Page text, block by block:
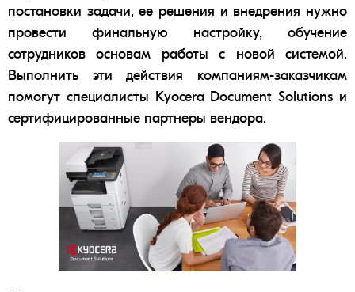
постановки задачи, ее решения и внедрения нужно
провести финальную настройку, обучение
сотрудников основам работы с новой системой.
Выполнить эти действия компаниям-заказчикам
помогут специалисты Kyocera Document Solutions и
сертифицированные партнеры вендора.